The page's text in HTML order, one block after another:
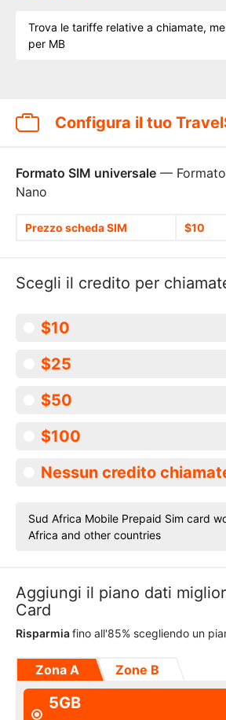
Trova le tariffe relative a chiamate,
per MB
Configura il tuo
Formato SIM universale —
Nano
Prezzo scheda SIM $10
Scegli il credito per
$10
$25
$50
$100
Nessun credito
Sud Africa Mobile Prepaid Sim card
Africa and other countries
Aggiungi il piano dati
Card
Risparmiafino all'85% scegliendo un
Zona A Zone B
5GB